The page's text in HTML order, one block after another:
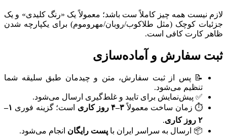
لازم نیست همه چیز کاملاً ست باشد؛ معمولاً یک «رنگ کلیدی» و یک
جزئیات کوچک (مثل طلاکوب/روبان/مهروموم) برای یکپارچه شدن
ظاهر کارت کافی است.
ثبت سفارش و آماده‌سازی
📝 پس از ثبت سفارش، متن و چیدمان طبق سلیقه شما
تنظیم می‌شود.
✅ پیش‌نمایش برای تایید و غلط‌گیری ارسال می‌شود.
⏱ زمان ساخت معمولاً۳–۴ روز کاری است؛ گزینه فوری
۱–
۲ روز کاری
.
📦 ارسال به سراسر ایران با پست رایگان انجام می‌شود.